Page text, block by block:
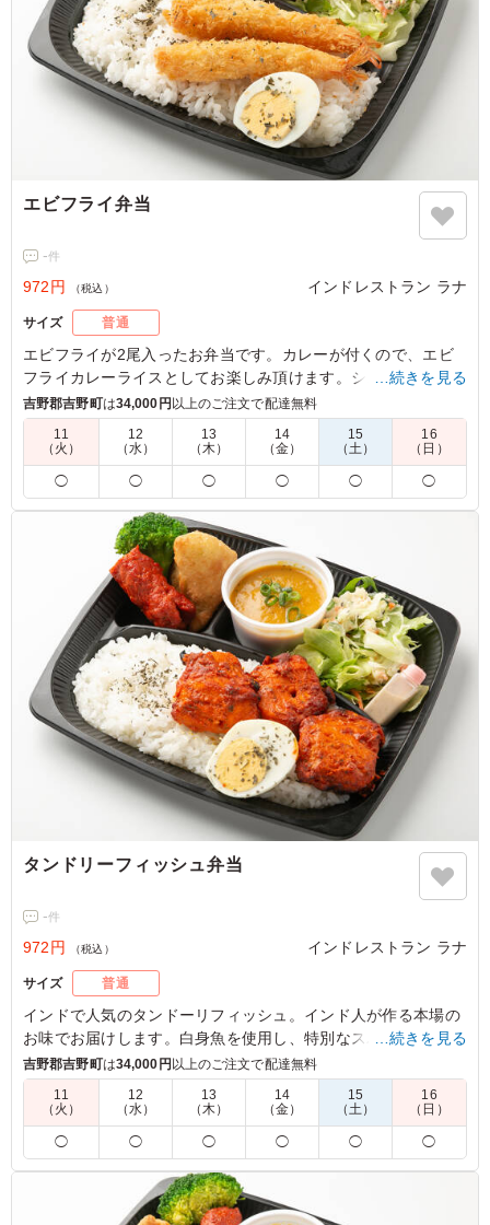
エビフライ弁当
-件
972円 （税込） インドレストラン ラナ
サイズ 普通
エビフライが2尾入ったお弁当です。カレーが付くので、エビ
フライカレーライスとしてお楽しみ頂けます。シンプルなエビ
フライとカレーの相性は抜群です。全て手作りのポテトゴンラ
やシークカバブも絶品です！
※選べるカレーは「チキンカレー」「キーマカレー」「ほうれ
ん草カレー」「バターチキンカレー(＋50円)」から1種類を下
記のプルダウンよりお選びください。
…続きを見る
吉野郡吉野町は34,000円 以上のご注文で配達無料
11
（火）
12
（水）
13
（木）
14
（金）
15
（土）
16
（日）
◯ ◯ ◯ ◯ ◯ ◯
タンドリーフィッシュ弁当
-件
972円 （税込） インドレストラン ラナ
サイズ 普通
インドで人気のタンドーリフィッシュ。インド人が作る本場の
お味でお届けします。白身魚を使用し、特別なスパイスに漬け
込み、タンドールの炭火でじっくり焼いた逸品。柔らかく、骨
取りの魚を使用しているため、食べやすく仕上げております。
※選べるカレーは「チキンカレー」「キーマカレー」「ほうれ
ん草カレー」「バターチキンカレー(＋50円)」から1種類を下
記のプルダウンよりお選びください。
…続きを見る
吉野郡吉野町は34,000円 以上のご注文で配達無料
11
（火）
12
（水）
13
（木）
14
（金）
15
（土）
16
（日）
◯ ◯ ◯ ◯ ◯ ◯